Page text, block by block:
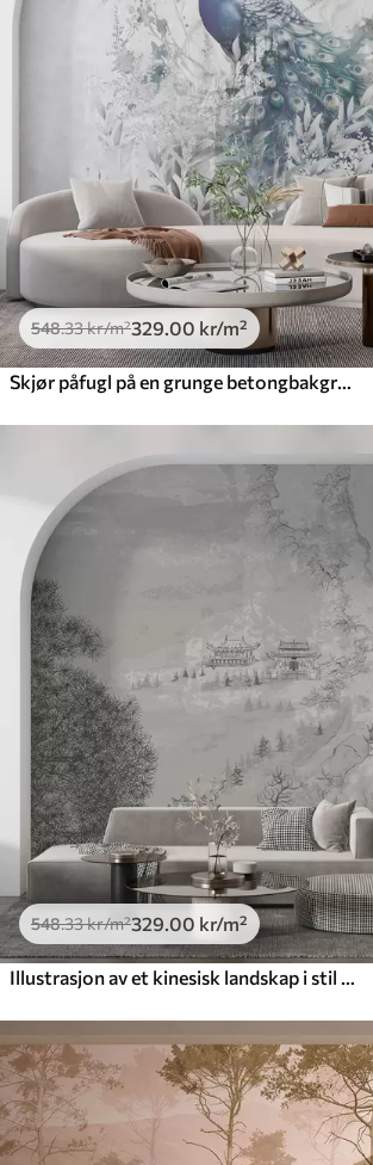
548.33kr/m²329.00 kr/m²
Skjør påfugl på en grunge betongbakgrunn
548.33kr/m²329.00 kr/m²
Illustrasjon av et kinesisk landskap i stil med gammelt kinesisk maleri